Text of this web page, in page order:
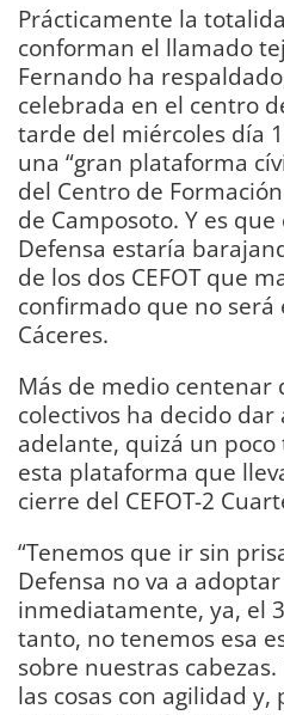
Prácticamente la
conforman el llamado
Fernando ha
celebrada en el centro
tarde del miércoles día
una “gran plataforma
del Centro de
de Camposoto. Y es
Defensa estaría
de los dos CEFOT que
confirmado que no será
Cáceres.
Más de medio
colectivos ha decido
adelante, quizá un
esta plataforma que
cierre del CEFOT-2
“Tenemos que ir sin
Defensa no va a
inmediatamente, ya, el
tanto, no tenemos esa
sobre nuestras
las cosas con agilidad y,